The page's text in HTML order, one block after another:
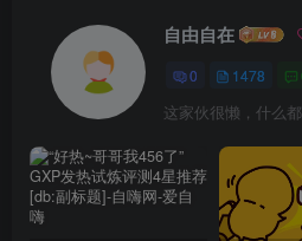
自由自在
0 1478
这家伙很懒，什么